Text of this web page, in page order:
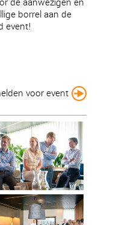
borrel aan de
event!
voor event